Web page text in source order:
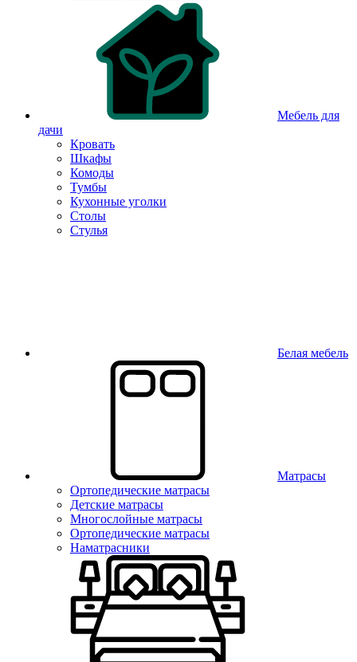
Мебель для
дачи
Кровать
Шкафы
Комоды
Тумбы
Кухонные уголки
Столы
Стулья
Белая мебель
Матрасы
Ортопедические матрасы
Детские матрасы
Многослойные матрасы
Ортопедические матрасы
Наматрасники